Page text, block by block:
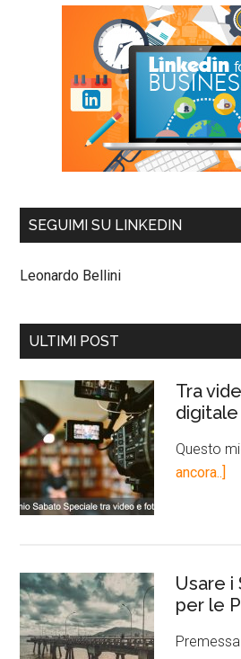
SEGUIMI SU LINKEDIN
Leonardo Bellini
ULTIMI POST
Tra
digitale
Questo
ancora..]
Usare i
per le